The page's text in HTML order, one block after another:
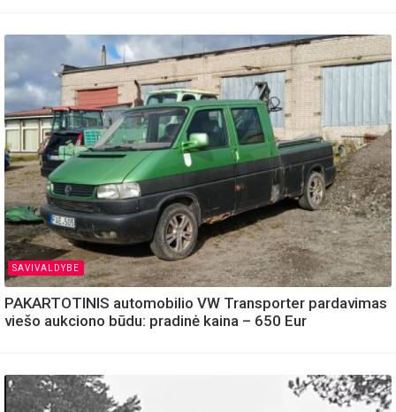
SAVIVALDYBE
PAKARTOTINIS automobilio VW Transporter pardavimas
viešo aukciono būdu: pradinė kaina – 650 Eur